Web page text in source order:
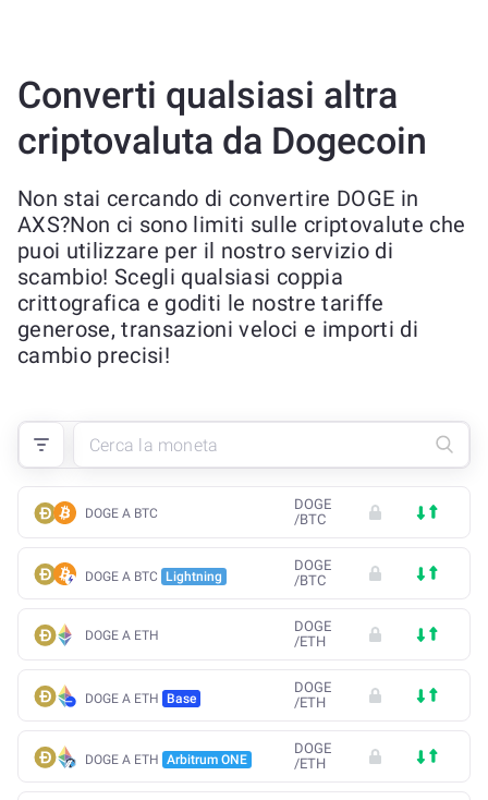
Converti qualsiasi altra
criptovaluta da Dogecoin
Non stai cercando di convertire DOGE in
AXS?Non ci sono limiti sulle criptovalute che
puoi utilizzare per il nostro servizio di
scambio! Scegli qualsiasi coppia
crittografica e goditi le nostre tariffe
generose, transazioni veloci e importi di
cambio precisi!
DOGE A BTC
DOGE
/BTC
DOGE A BTC Lightning
DOGE
/BTC
DOGE A ETH
DOGE
/ETH
DOGE A ETH Base
DOGE
/ETH
DOGE A ETH Arbitrum ONE
DOGE
/ETH